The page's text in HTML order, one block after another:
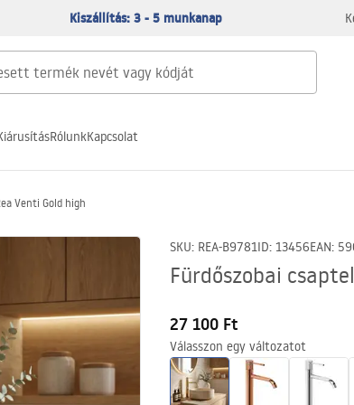
Kiszállítás: 3 - 5 munkanap
RólunkKapcsolat
Venti Gold high
SKU: REA-B9781ID: 13456EAN:
Fürdőszobai
27 100 Ft
Válasszon egy változatot